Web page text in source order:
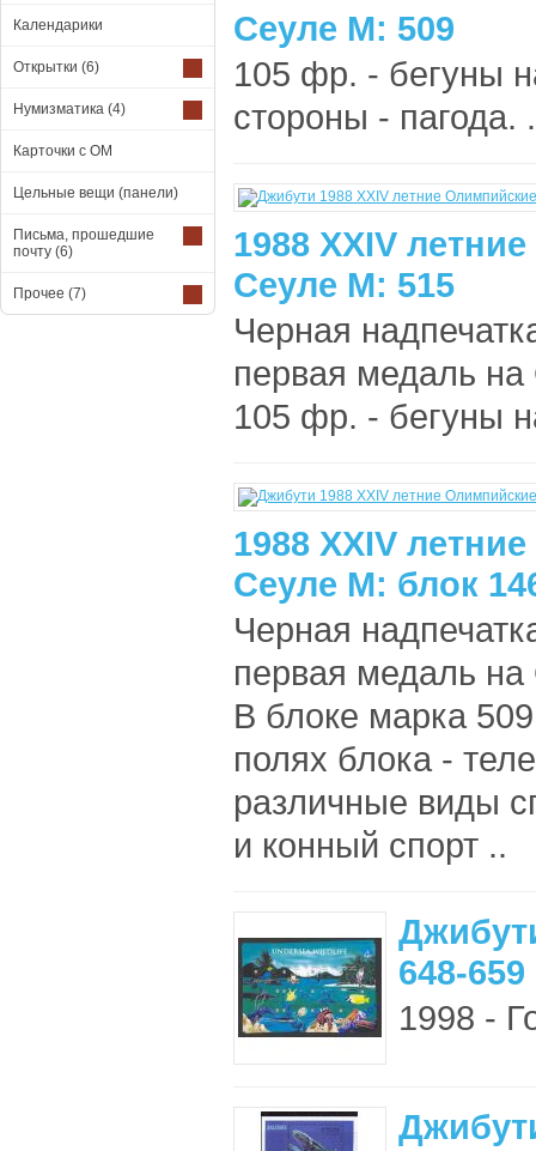
Календарики
Открытки (6)
Нумизматика (4)
Карточки с ОМ
Цельные вещи (панели)
Письма, прошедшие
почту (6)
Прочее (7)
Сеуле М: 509
105 фр. - бегуны
стороны - пагода.
1988 XXIV
Сеуле М: 515
Черная
первая медаль
105 фр. - бегуны
1988 XXIV
Сеуле М: блок
Черная
первая медаль
В блоке марка
полях блока -
различные виды
и конный спорт ..
648-659
1998 -